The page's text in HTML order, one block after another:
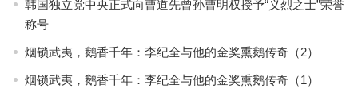
韩国独立党中央正式向曹道先曾孙曹明权授予“义烈之士”荣誉
称号
烟锁武夷，鹅香千年：李纪全与他的金奖熏鹅传奇（2）
烟锁武夷，鹅香千年：李纪全与他的金奖熏鹅传奇（1）